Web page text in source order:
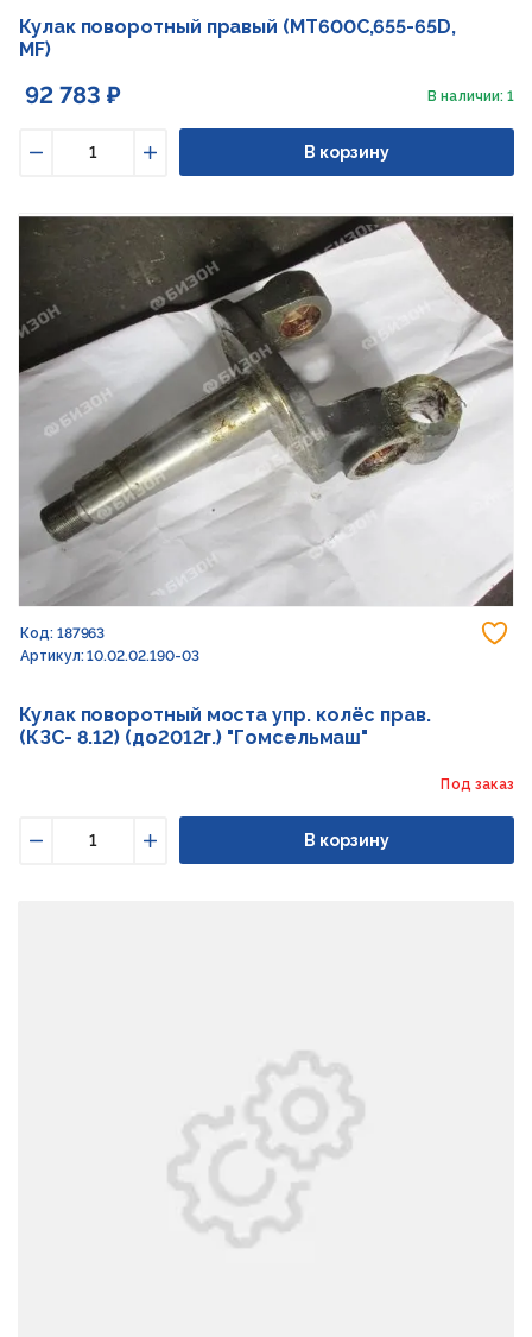
Кулак поворотный правый (MT600C,655-65D,
MF)
92 783 ₽ В наличии: 1
Увеличить
В корзину
Код: 187963
Артикул: 10.02.02.190-03
Кулак поворотный моста упр. колёс прав.
(КЗС- 8.12) (до2012г.) "Гомсельмаш"
Под заказ
Увеличить
В корзину